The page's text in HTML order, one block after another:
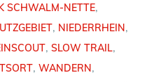
SCHWALM-NETTE
NIEDERRHEIN
SLOW TRAIL
WANDERN